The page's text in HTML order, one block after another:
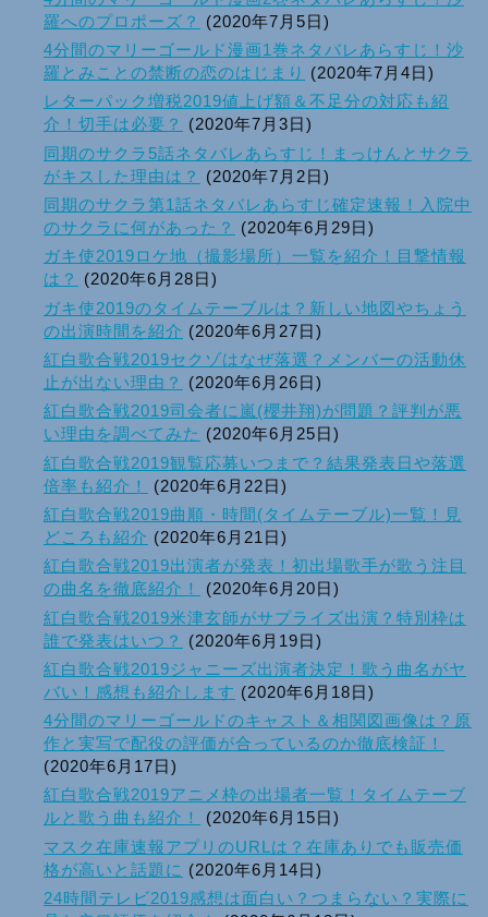
羅へのプロポーズ？
(2020年7月5日)
4分間のマリーゴールド漫画1巻ネタバレあらすじ！沙
羅とみことの禁断の恋のはじまり
(2020年7月4日)
レターパック増税2019値上げ額＆不足分の対応も紹
介！切手は必要？
(2020年7月3日)
同期のサクラ5話ネタバレあらすじ！まっけんとサクラ
がキスした理由は？
(2020年7月2日)
同期のサクラ第1話ネタバレあらすじ確定速報！入院中
のサクラに何があった？
(2020年6月29日)
ガキ使2019ロケ地（撮影場所）一覧を紹介！目撃情報
は？
(2020年6月28日)
ガキ使2019のタイムテーブルは？新しい地図やちょう
の出演時間を紹介 (2020年6月27日)
紅白歌合戦2019セクゾはなぜ落選？メンバーの活動休
止が出ない理由？
(2020年6月26日)
紅白歌合戦2019司会者に嵐(櫻井翔)が問題？評判が悪
い理由を調べてみた (2020年6月25日)
紅白歌合戦2019観覧応募いつまで？結果発表日や落選
倍率も紹介！
(2020年6月22日)
紅白歌合戦2019曲順・時間(タイムテーブル)一覧！見
どころも紹介 (2020年6月21日)
紅白歌合戦2019出演者が発表！初出場歌手が歌う注目
の曲名を徹底紹介！
(2020年6月20日)
紅白歌合戦2019米津玄師がサプライズ出演？特別枠は
誰で発表はいつ？
(2020年6月19日)
紅白歌合戦2019ジャニーズ出演者決定！歌う曲名がヤ
バい！感想も紹介します (2020年6月18日)
4分間のマリーゴールドのキャスト＆相関図画像は？原
作と実写で配役の評価が合っているのか徹底検証！
(2020年6月17日)
紅白歌合戦2019アニメ枠の出場者一覧！タイムテーブ
ルと歌う曲も紹介！
(2020年6月15日)
マスク在庫速報アプリのURLは？在庫ありでも販売価
格が高いと話題に (2020年6月14日)
24時間テレビ2019感想は面白い？つまらない？実際に